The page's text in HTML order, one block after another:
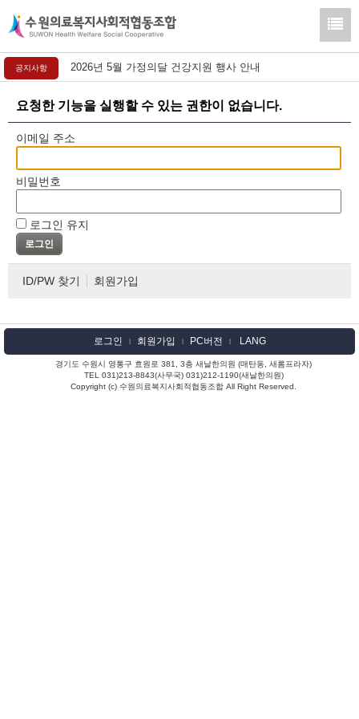
공지사항 2026년 5월 가정의달 건강지원 행사 안내
요청한 기능을 실행할 수 있는 권한이 없습니다.
이메일 주소
비밀번호
로그인 유지
ID/PW 찾기 회원가입
로그인 l 회원가입 l PC버전 l LANG
경기도 수원시 영통구 효원로 381, 3층 새날한의원 (매탄동, 새롬프라자)
TEL 031)213-8843(사무국) 031)212-1190(새날한의원)
Copyright (c) 수원의료복지사회적협동조합 All Right Reserved.